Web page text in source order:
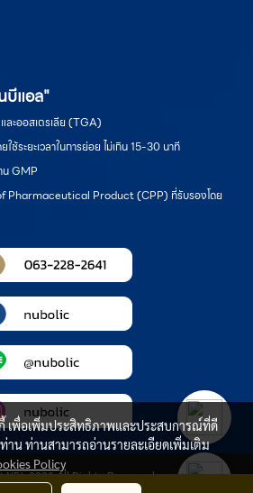
บีแอล"
ละออสเตรเลีย (TGA)
ช้ระยะเวลาในการย่อย ไม่เกิน 15-30 นาที
น GMP
Pharmaceutical Product (CPP) ที่รับรองโดย
NBL 2020 All Rights Reserved.
เพื่อเพิ่มประสิทธิภาพและประสบการณ์ที่ดี
าน ท่านสามารถอ่านรายละเอียดเพิ่มเติม
Policy